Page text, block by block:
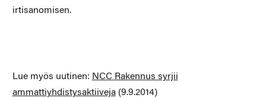
irtisanomisen.
Lue myös uutinen: NCC Rakennus syrjii
ammattiyhdistysaktiiveja(9.9.2014)